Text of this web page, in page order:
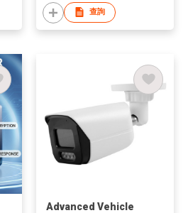
查詢
Advanced Vehicle